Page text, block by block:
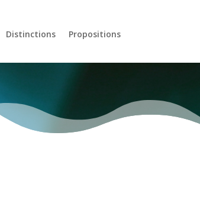
Distinctions Propositions